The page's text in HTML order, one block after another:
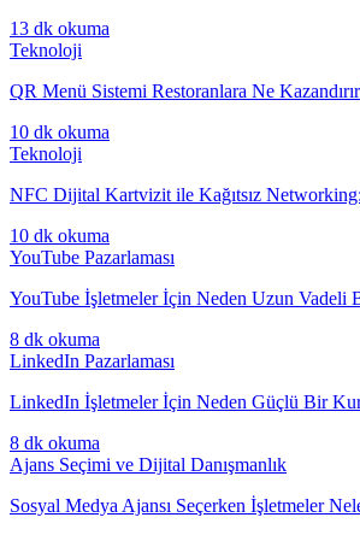
13 dk okuma
Teknoloji
QR Menü Sistemi Restoranlara Ne
10 dk okuma
Teknoloji
NFC Dijital Kartvizit ile Kağıtsız
10 dk okuma
YouTube Pazarlaması
YouTube İşletmeler İçin Neden Uzun Vadeli
8 dk okuma
LinkedIn Pazarlaması
LinkedIn İşletmeler İçin Neden Güçlü Bir
8 dk okuma
Ajans Seçimi ve Dijital Danışmanlık
Sosyal Medya Ajansı Seçerken İşletmeler